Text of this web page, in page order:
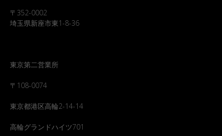
〒352-0002
埼玉県新座市東1-8-36
東京第二営業所
〒108-0074
東京都港区高輪2-14-14
高輪グランドハイツ701